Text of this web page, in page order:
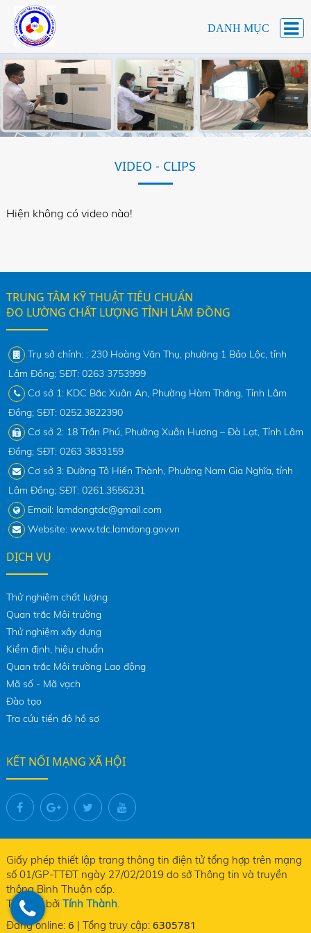
DANH MỤC
VIDEO - CLIPS
Hiện không có video nào!
TRUNG TÂM KỸ THUẬT TIÊU CHUẨN
ĐO LƯỜNG CHẤT LƯỢNG TỈNH LÂM ĐỒNG
Trụ sở chính: : 230 Hoàng Văn Thụ, phường 1 Bảo Lộc, tỉnh
Lâm Đồng; SĐT: 0263 3753999
Cơ sở 1: KDC Bắc Xuân An, Phường Hàm Thắng, Tỉnh Lâm
Đồng; SĐT: 0252.3822390
Cơ sở 2: 18 Trần Phú, Phường Xuân Hương – Đà Lạt, Tỉnh Lâm
Đồng; SĐT: 0263 3833159
Cơ sở 3: Đường Tô Hiến Thành, Phường Nam Gia Nghĩa, tỉnh
Lâm Đồng; SĐT: 0261.3556231
Email: lamdongtdc@gmail.com
Website: www.tdc.lamdong.gov.vn
DỊCH VỤ
Thử nghiệm chất lượng
Quan trắc Môi trường
Thử nghiệm xây dựng
Kiểm định, hiệu chuẩn
Quan trắc Môi trường Lao động
Mã số - Mã vạch
Đào tạo
Tra cứu tiến độ hồ sơ
KẾT NỐI MẠNG XÃ HỘI
Giấy phép thiết lập trang thông tin điện tử tổng hợp trên mạng
số 01/GP-TTĐT ngày 27/02/2019 do sở Thông tin và truyền
thông Bình Thuận cấp.
Thiết kế bởi Tính Thành.
Đang online: 6 | Tổng truy cập: 6305781